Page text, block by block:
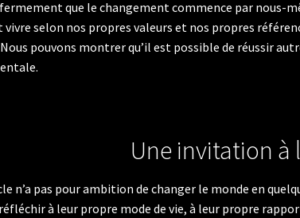
que le changement commence par nous-
vivre selon nos propres valeurs et nos propres
pouvons montrer qu’il est possible de réussir
Une invitation à
n’a pas pour ambition de changer le monde en
à leur propre mode de vie, à leur propre